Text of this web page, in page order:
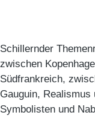
Schillernder
zwischen
Südfrankreich,
Gauguin,
Symbolisten und